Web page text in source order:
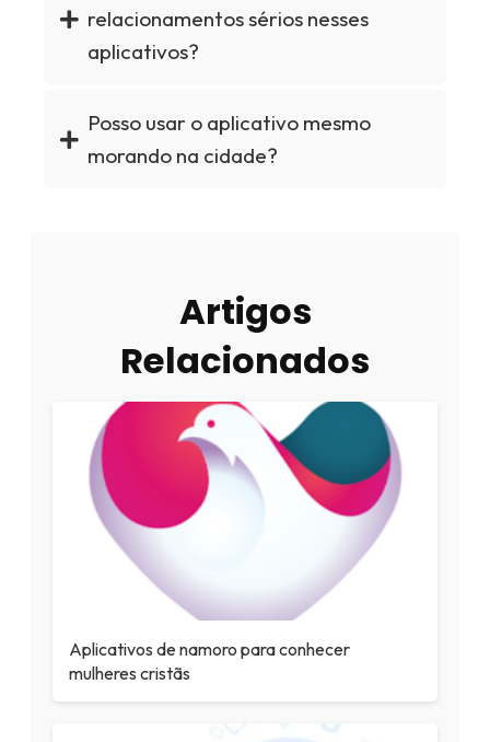
relacionamentos sérios nesses
aplicativos?
Posso usar o aplicativo mesmo
morando na cidade?
Artigos
Relacionados
Aplicativos de namoro para conhecer
mulheres cristãs